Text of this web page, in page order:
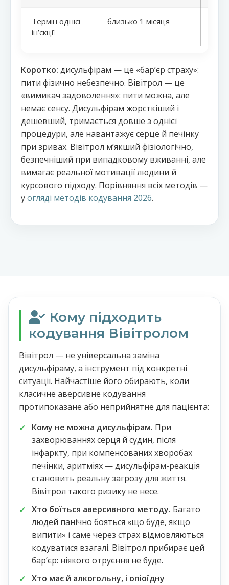
Термін однієї
інʼєкції
близько 1 місяця
Коротко: дисульфірам — це «барʼєр страху»:
пити фізично небезпечно. Вівітрол — це
«вимикач задоволення»: пити можна, але
немає сенсу. Дисульфірам жорсткіший і
дешевший, тримається довше з однієї
процедури, але навантажує серце й печінку
при зривах. Вівітрол мʼякший фізіологічно,
безпечніший при випадковому вживанні, але
вимагає реальної мотивації людини й
курсового підходу. Порівняння всіх методів —
уогляді методів кодування 2026.
Кому підходить
кодування Вівітролом
Вівітрол — не універсальна заміна
дисульфіраму, а інструмент під конкретні
ситуації. Найчастіше його обирають, коли
класичне аверсивне кодування
протипоказане або неприйнятне для пацієнта:
Кому не можна дисульфірам. При
захворюваннях серця й судин, після
інфаркту, при компенсованих хворобах
печінки, аритміях — дисульфірам-реакція
становить реальну загрозу для життя.
Вівітрол такого ризику не несе.
Хто боїться аверсивного методу. Багато
людей панічно бояться «що буде, якщо
випити» і саме через страх відмовляються
кодуватися взагалі. Вівітрол прибирає цей
бар’єр: ніякого отруєння не буде.
Хто має й алкогольну, і опіоїдну